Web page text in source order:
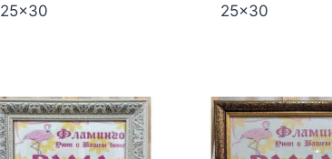
25x30
25x30